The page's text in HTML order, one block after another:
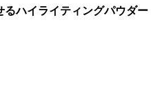
るハイライティングパウダー